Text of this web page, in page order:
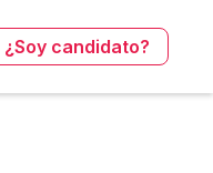
¿Soy candidato?